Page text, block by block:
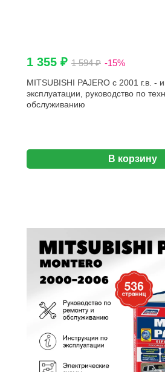
1 355 ₽ 1 594 ₽ -15%
MITSUBISHI PAJERO c 2001 г.в. -
эксплуатации, руководство по
обслуживанию
В корзину